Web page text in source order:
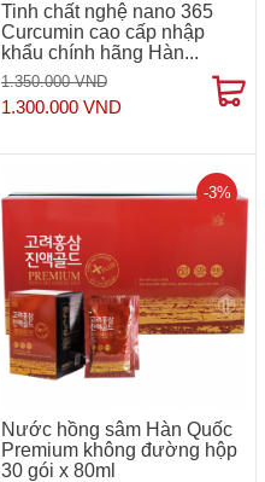
Tinh chất nghệ nano 365
Curcumin cao cấp nhập
khẩu chính hãng Hàn...
1.350.000 VND
1.300.000 VND
Nước hồng sâm Hàn Quốc
Premium không đường hộp
30 gói x 80ml
-3%